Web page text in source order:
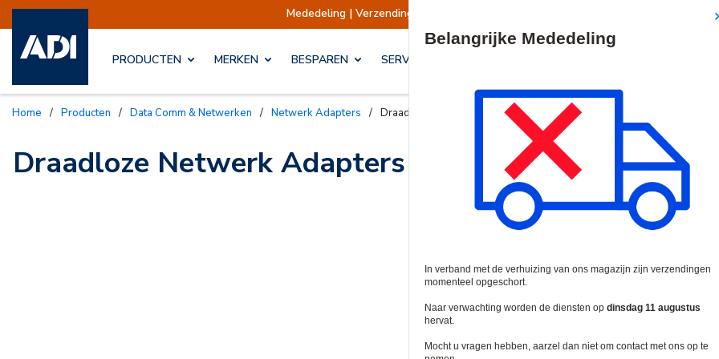
Mededeling | Verzendingen opgeschort Verzendingen
PRODUCTEN MERKEN BESPAREN SERVICES & OPLOSSINGEN
Home / Producten / Data Comm & Netwerken / Netwerk Adapters / Draadloze Netwerk Adapters
Draadloze Netwerk Adapters